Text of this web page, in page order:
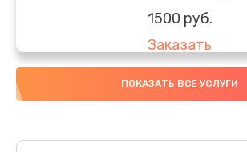
1500 руб.
Заказать
Замена южного моста
Заказать
ПОКАЗАТЬ ВСЕ УСЛУГИ